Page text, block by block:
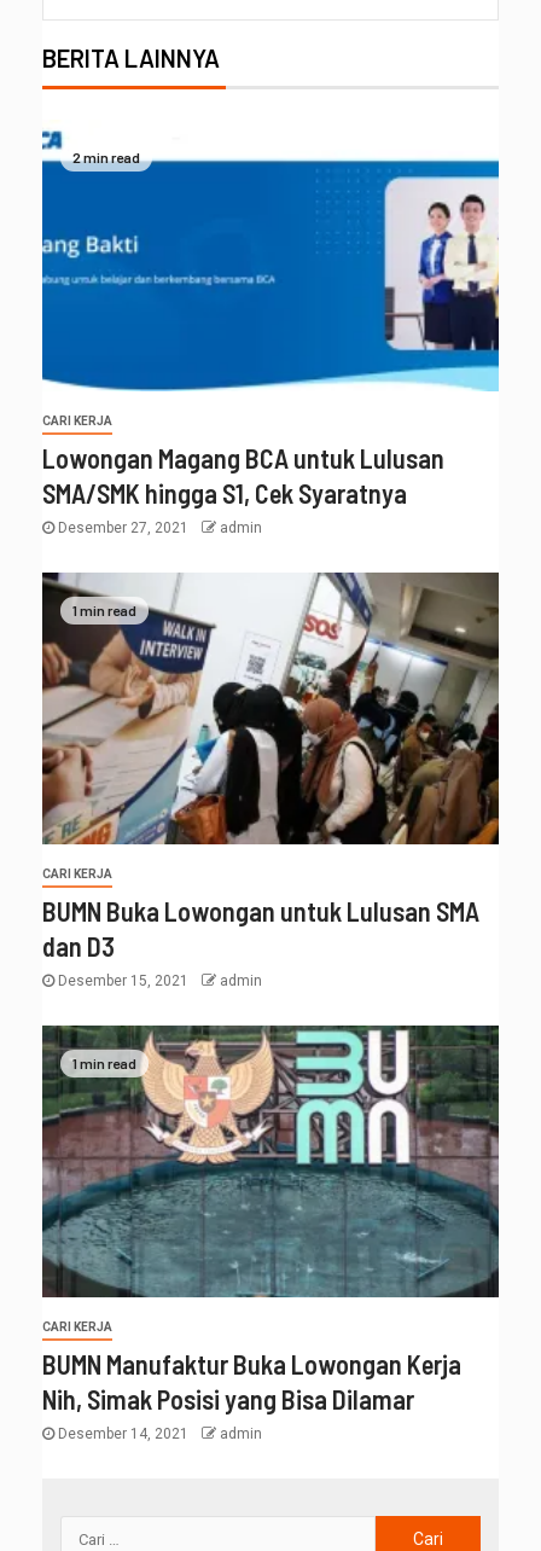
BERITA LAINNYA
2 min read
CARI KERJA
Lowongan Magang BCA untuk Lulusan
SMA/SMK hingga S1, Cek Syaratnya
Desember 27, 2021 admin
1 min read
CARI KERJA
BUMN Buka Lowongan untuk Lulusan SMA
dan D3
Desember 15, 2021 admin
1 min read
CARI KERJA
BUMN Manufaktur Buka Lowongan Kerja
Nih, Simak Posisi yang Bisa Dilamar
Desember 14, 2021 admin